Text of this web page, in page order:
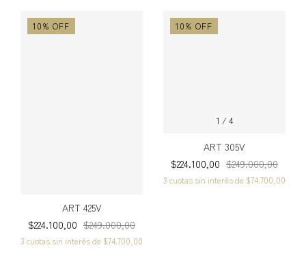
10% OFF
ART 425V
$224.100,00 $249.000,00
3 cuotas sin interés de $74.700,00
1 / 4
10% OFF
ART 305V
$224.100,00 $249.000,00
3 cuotas sin interés de $74.700,00